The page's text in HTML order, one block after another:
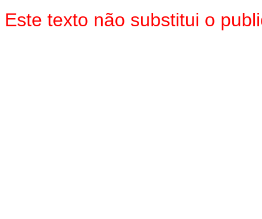
Este texto não substitui o